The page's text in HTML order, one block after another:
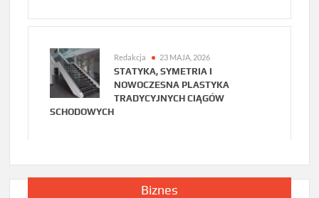
Redakcja 23 MAJA, 2026
STATYKA, SYMETRIA I
NOWOCZESNA PLASTYKA
TRADYCYJNYCH CIĄGÓW
SCHODOWYCH
Biznes